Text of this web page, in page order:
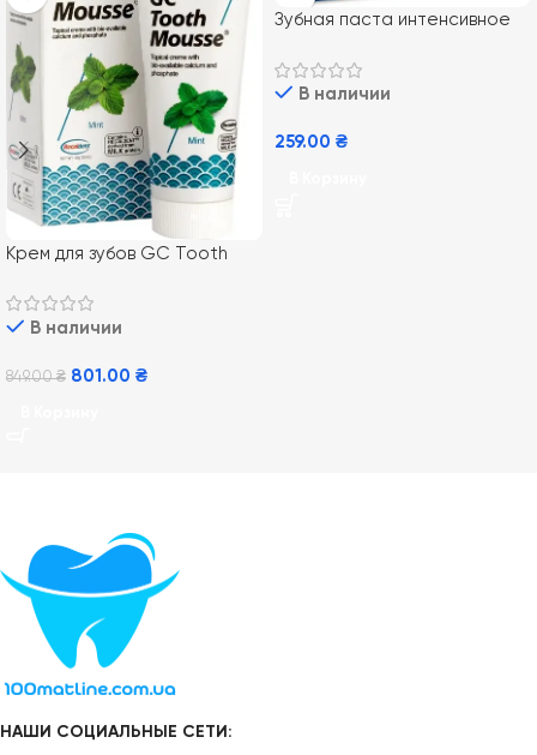
Крем для зубов GC Tooth
В наличии
849.00₴ 801.00 ₴
Зубная паста интенсивное
Night 75 мл
В наличии
259.00 ₴
НАШИ СОЦИАЛЬНЫЕ СЕТИ: